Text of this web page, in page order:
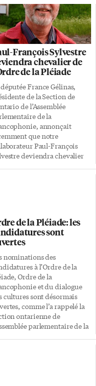
François Sylvestre
chevalier de
de la Pléiade
France Gélinas,
de la Section de
de l’Assemblée
de la
annonçait
que notre
Paul-François
deviendra chevalier
Ordre de la
et du dialogue
cultures, l’Ordre de la
appartient à
internationale
francophonie. Créé en
par son Assemblée
il reconnaît les
de personnalités qui se
particulièrement
en servant les
de coopération et
de la francophonie. […]
de la Pléiade: les
sont
nominations des
à l’Ordre de la
Ordre de la
et du dialogue
cultures sont désormais
comme l’a rappelé la
ontarienne de
parlementaire de la